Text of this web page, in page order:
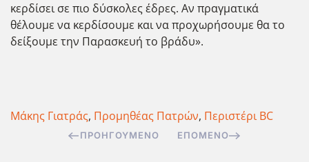
κερδίσει σε πιο δύσκολες έδρες. Αν πραγματικά
θέλουμε να κερδίσουμε και να προχωρήσουμε θα το
δείξουμε την Παρασκευή το βράδυ».
Μάκης Γιατράς, Προμηθέας Πατρών, Περιστέρι BC
ΠΡΟΗΓΟΎΜΕΝΟ ΕΠΌΜΕΝΟ